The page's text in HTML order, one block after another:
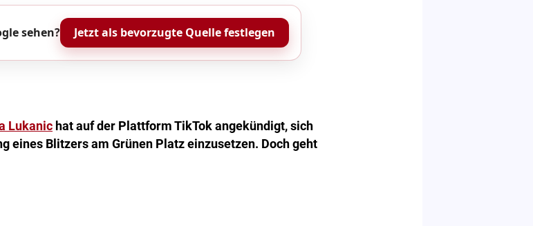
sehen? Jetzt als bevorzugte Quelle festlegen
Lukanic hat auf der Plattform TikTok angekündigt, sich
eines Blitzers am Grünen Platz einzusetzen. Doch geht